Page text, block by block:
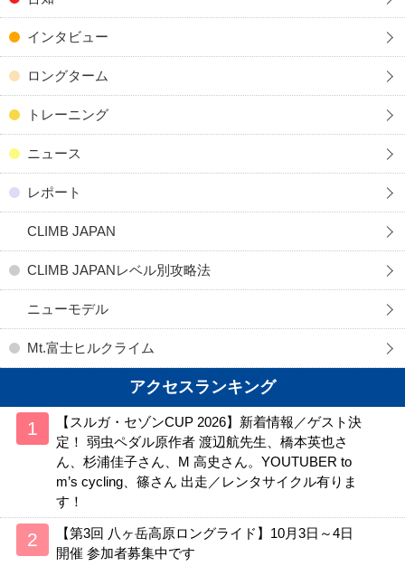
インタビュー
ロングターム
トレーニング
ニュース
レポート
CLIMB JAPAN
CLIMB JAPANレベル別攻略法
ニューモデル
Mt.富士ヒルクライム
アクセスランキング
【スルガ・セゾンCUP 2026】新着情報／ゲスト決
定！ 弱虫ペダル原作者 渡辺航先生、橋本英也さ
ん、杉浦佳子さん、M 高史さん。YOUTUBER to
m’s cycling、篠さん 出走／レンタサイクル有りま
す！
【第3回 八ヶ岳高原ロングライド】10月3日～4日
開催 参加者募集中です